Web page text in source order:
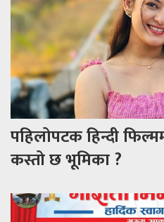
पहिलोपटक हिन्दी
कस्तो छ भूमिका ?